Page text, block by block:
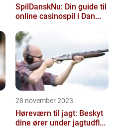
SpilDanskNu: Din guide til
online casinospil i Dan...
28 november 2023
Høreværn til jagt: Beskyt
dine ører under jagtudfl...